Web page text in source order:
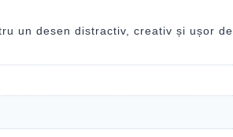
un desen distractiv, creativ și ușor